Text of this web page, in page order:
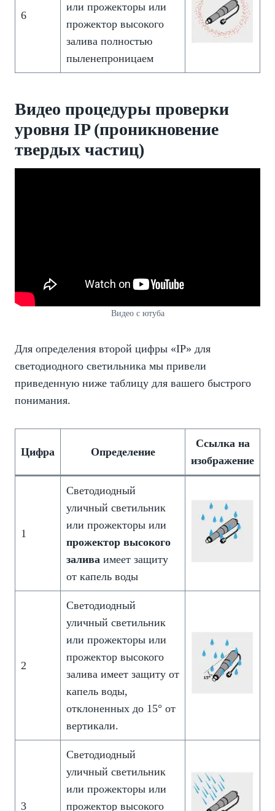
6
или прожекторы или
прожектор высокого
залива полностью
пыленепроницаем
Видео процедуры проверки
уровня IP (проникновение
твердых частиц)
Видео с ютуба
Для определения второй цифры «IP» для
светодиодного светильника мы привели
приведенную ниже таблицу для вашего быстрого
понимания.
Цифра Определение
Ссылка на
изображение
1
Светодиодный
уличный светильник
или прожекторы или
прожектор высокого
залива имеет защиту
от капель воды
2
Светодиодный
уличный светильник
или прожекторы или
прожектор высокого
залива имеет защиту от
капель воды,
отклоненных до 15° от
вертикали.
3
Светодиодный
уличный светильник
или прожекторы или
прожектор высокого